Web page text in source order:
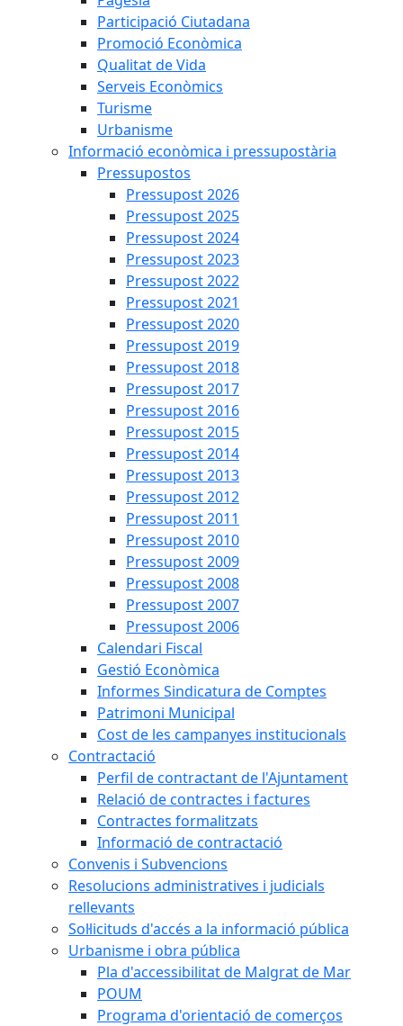
Participació Ciutadana
Promoció Econòmica
Qualitat de Vida
Serveis Econòmics
Turisme
Urbanisme
Informació econòmica i pressupostària
Pressupostos
Pressupost 2026
Pressupost 2025
Pressupost 2024
Pressupost 2023
Pressupost 2022
Pressupost 2021
Pressupost 2020
Pressupost 2019
Pressupost 2018
Pressupost 2017
Pressupost 2016
Pressupost 2015
Pressupost 2014
Pressupost 2013
Pressupost 2012
Pressupost 2011
Pressupost 2010
Pressupost 2009
Pressupost 2008
Pressupost 2007
Pressupost 2006
Calendari Fiscal
Gestió Econòmica
Informes Sindicatura de Comptes
Patrimoni Municipal
Cost de les campanyes institucionals
Contractació
Perfil de contractant de l'Ajuntament
Relació de contractes i factures
Contractes formalitzats
Informació de contractació
Convenis i Subvencions
Resolucions administratives i judicials
rellevants
Sol·licituds d'accés a la informació pública
Urbanisme i obra pública
Pla d'accessibilitat de Malgrat de Mar
POUM
Programa d'orientació de comerços